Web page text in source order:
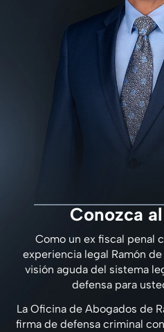
Conozca
Como un ex fiscal penal
experiencia legal Ramón
visión aguda del sistema
defensa para
La Oficina de Abogados de
firma de defensa criminal